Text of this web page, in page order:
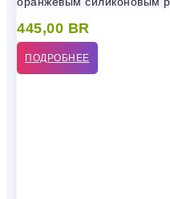
445,00 BR
ПОДРОБНЕЕ